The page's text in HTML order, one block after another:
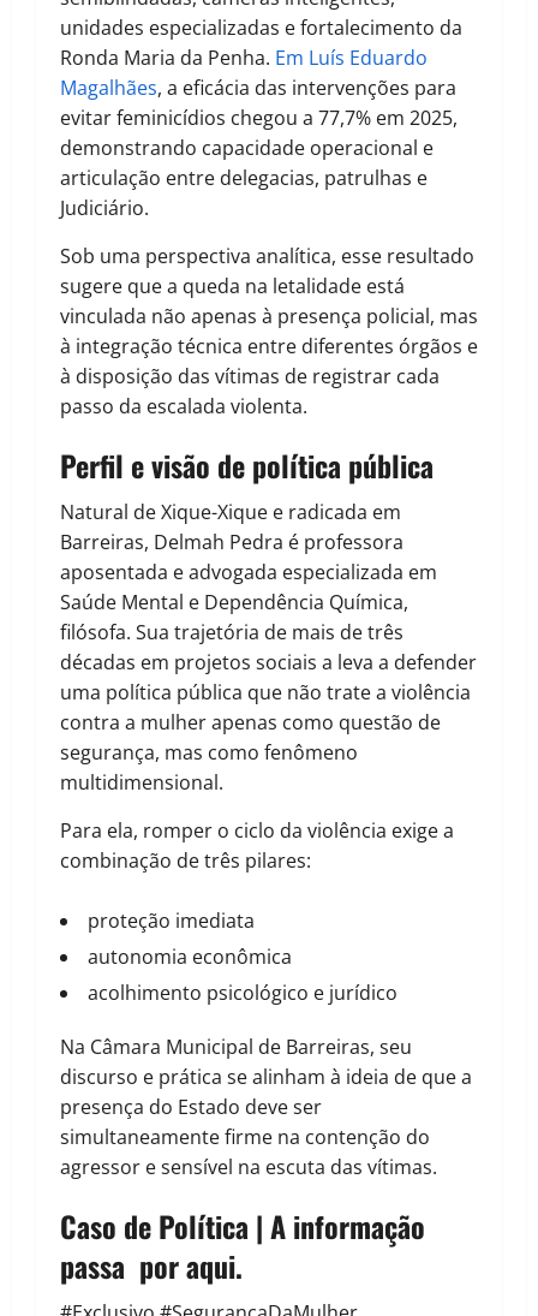
unidades especializadas e fortalecimento da
Ronda Maria da Penha. Em Luís Eduardo
Magalhães, a eficácia das intervenções para
evitar feminicídios chegou a 77,7% em 2025,
demonstrando capacidade operacional e
articulação entre delegacias, patrulhas e
Judiciário.
Sob uma perspectiva analítica, esse resultado
sugere que a queda na letalidade está
vinculada não apenas à presença policial, mas
à integração técnica entre diferentes órgãos e
à disposição das vítimas de registrar cada
passo da escalada violenta.
Perfil e visão de política pública
Natural de Xique-Xique e radicada em
Barreiras, Delmah Pedra é professora
aposentada e advogada especializada em
Saúde Mental e Dependência Química,
filósofa. Sua trajetória de mais de três
décadas em projetos sociais a leva a defender
uma política pública que não trate a violência
contra a mulher apenas como questão de
segurança, mas como fenômeno
multidimensional.
Para ela, romper o ciclo da violência exige a
combinação de três pilares:
proteção imediata
autonomia econômica
acolhimento psicológico e jurídico
Na Câmara Municipal de Barreiras, seu
discurso e prática se alinham à ideia de que a
presença do Estado deve ser
simultaneamente firme na contenção do
agressor e sensível na escuta das vítimas.
Caso de Política | A informação
passa por aqui.